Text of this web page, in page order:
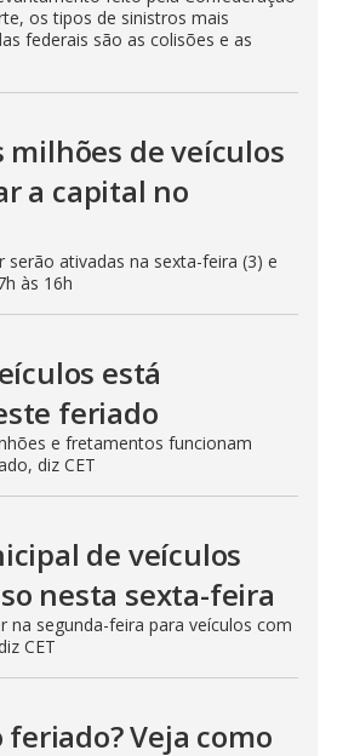
os tipos de sinistros mais
federais são as colisões e as
milhões de veículos
a capital no
serão ativadas na sexta-feira (3) e
às 16h
está
feriado
e fretamentos funcionam
diz CET
de veículos
nesta sexta-feira
na segunda-feira para veículos com
CET
Veja como